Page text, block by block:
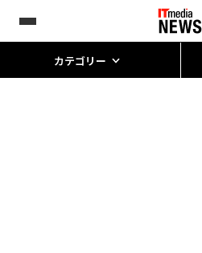
カテゴリー